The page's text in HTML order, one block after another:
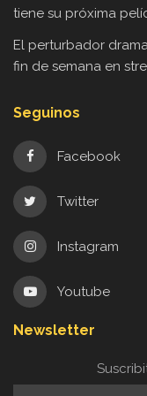
tiene su próxima
El perturbador
fin de semana en
Seguinos
Facebook
Twitter
Instagram
Youtube
Newsletter